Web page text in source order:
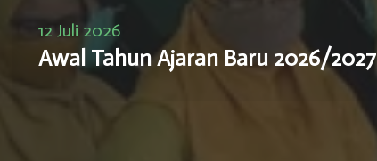
12 Juli 2026
Awal Tahun Ajaran Baru 2026/2027